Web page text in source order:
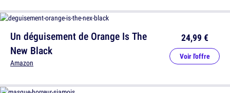
Un déguisement de Orange Is The
New Black
Amazon
24,99 €
Voir l'offre